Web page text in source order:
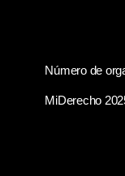
Número de
MiDerecho